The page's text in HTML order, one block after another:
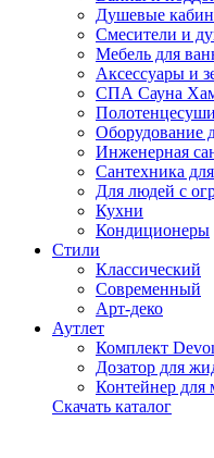
Душевые
Смесители и
Мебель для
Аксессуары и
СПА Сауна
Оборудование
Инженерная
Сантехника
Для людей с
Кухни
Кондиционеры
Стили
Классический
Современный
Арт-деко
Аутлет
Комплект
Дозатор для
Контейнер для
Скачать каталог